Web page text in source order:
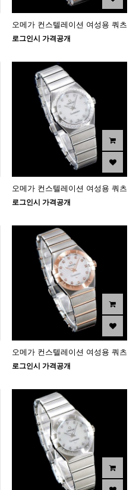
오메가 컨스텔레이션 여성용 쿼츠
로그인시 가격공개
오메가 컨스텔레이션 여성용 쿼츠
로그인시 가격공개
오메가 컨스텔레이션 여성용 쿼츠
로그인시 가격공개